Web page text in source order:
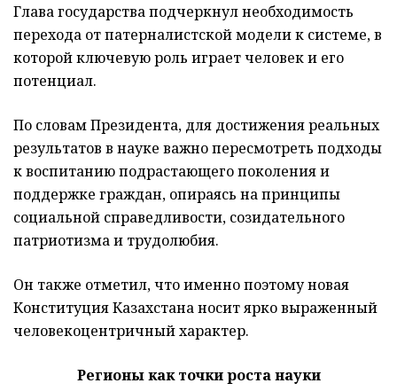
Глава государства подчеркнул необходимость
перехода от патерналистской модели к системе, в
которой ключевую роль играет человек и его
потенциал.
По словам Президента, для достижения реальных
результатов в науке важно пересмотреть подходы
к воспитанию подрастающего поколения и
поддержке граждан, опираясь на принципы
социальной справедливости, созидательного
патриотизма и трудолюбия.
Он также отметил, что именно поэтому новая
Конституция Казахстана носит ярко выраженный
человекоцентричный характер.
Регионы как точки роста науки